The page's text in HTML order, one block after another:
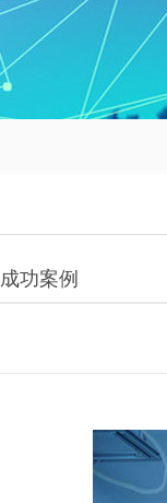
成功案例